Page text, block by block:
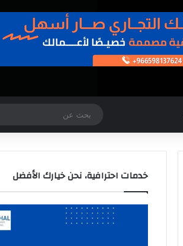
خدمات احترافية، نحن خيارك الأفضل